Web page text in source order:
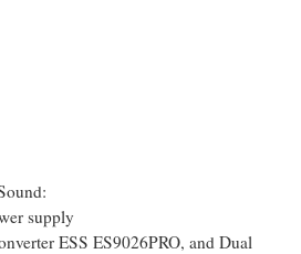
supply
ESS ES9026PRO, and Dual